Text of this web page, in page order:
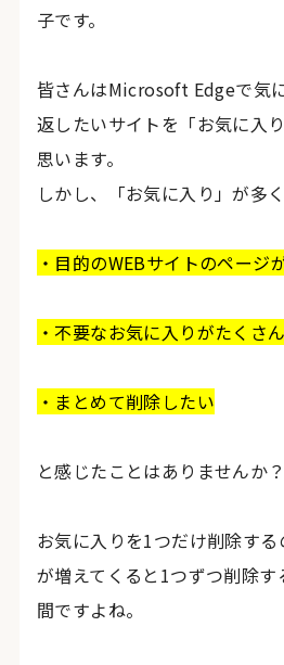
子です。
皆さんはMicrosoft Edgeで気
返したいサイトを「お気に入
思います。
しかし、「お気に入り」が多く
・目的のWEBサイトのページ
・不要なお気に入りがたくさ
・まとめて削除したい
と感じたことはありませんか？
お気に入りを1つだけ削除す
が増えてくると1つずつ削除
間ですよね。